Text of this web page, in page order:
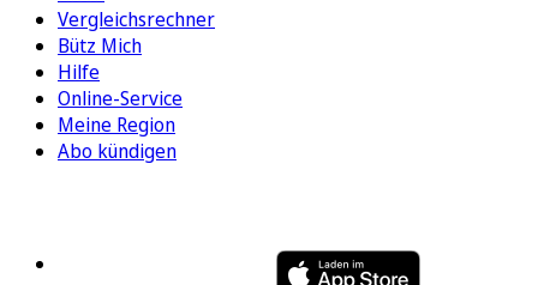
Vergleichsrechner
Bütz Mich
Hilfe
Online-Service
Meine Region
Abo kündigen